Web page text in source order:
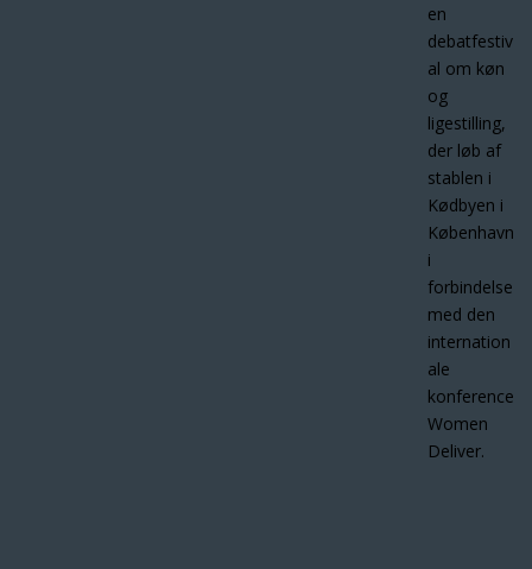
en
debatfestiv
al om køn
og
ligestilling,
der løb af
stablen i
Kødbyen i
København
i
forbindelse
med den
internation
ale
konference
Women
Deliver.